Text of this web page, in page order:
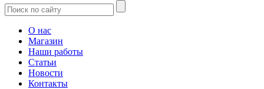
О нас
Магазин
Наши работы
Статьи
Новости
Контакты